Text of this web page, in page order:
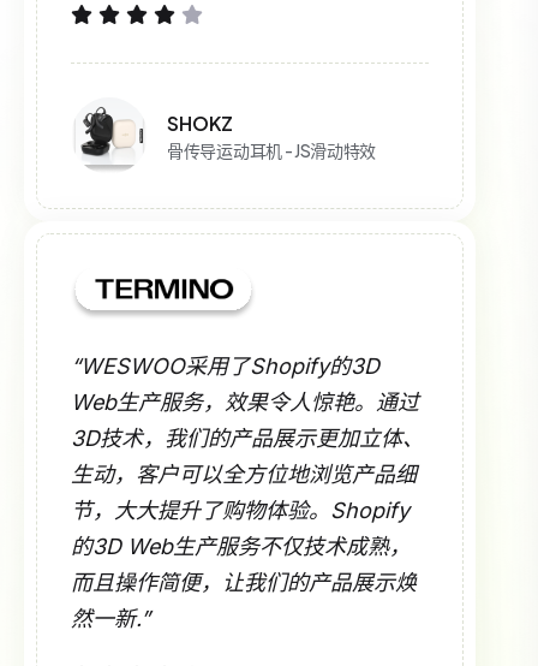
SHOKZ
骨传导运动耳机 - JS滑动特效
“WESWOO采用了Shopify的3D
Web生产服务，效果令人惊艳。通过
3D技术，我们的产品展示更加立体、
生动，客户可以全方位地浏览产品细
节，大大提升了购物体验。Shopify
的3D Web生产服务不仅技术成熟，
而且操作简便，让我们的产品展示焕
然一新.”